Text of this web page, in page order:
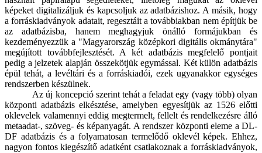
képeket digitalizáljuk és kapcsoljuk az adatbázishoz. A másik, hogy
a forráskiadványok adatait, regesztáit a továbbiakban nem építjük be
az adatbázisba, hanem meghagyjuk önálló formájukban és
kezdeményezzük a "Magyarország középkori digitális okmánytára"
megújított továbbfejlesztését. A két adatbázis megfelelő pontjait
pedig a jelzetek alapján összekötjük egymással. Két külön adatbázis
épül tehát, a levéltári és a forráskiadói, ezek ugyanakkor egységes
rendszerben készülnek.
Az új koncepció szerint tehát a feladat egy (vagy több) olyan
központi adatbázis elkésztése, amelyben egyesítjük az 1526 előtti
oklevelek valamennyi eddig megtermelt, fellelt és rendelkezésre álló
metaadat-, szöveg- és képanyagát. A rendszer központi eleme a DL-
DF adatbázis és a folyamatosan termelődő oklevél képek. Ehhez,
nagyon fontos kiegészítő adatként csatlakoznak a forráskiadványok,